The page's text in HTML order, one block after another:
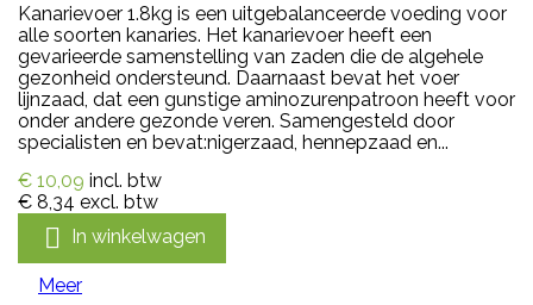
Kanarievoer 1.8kg is een uitgebalanceerde voeding voor
alle soorten kanaries. Het kanarievoer heeft een
gevarieerde samenstelling van zaden die de algehele
gezonheid ondersteund. Daarnaast bevat het voer
lijnzaad, dat een gunstige aminozurenpatroon heeft voor
onder andere gezonde veren. Samengesteld door
specialisten en bevat:nigerzaad, hennepzaad en...
€ 10,09 incl. btw
€ 8,34 excl. btw
 In winkelwagen
Meer